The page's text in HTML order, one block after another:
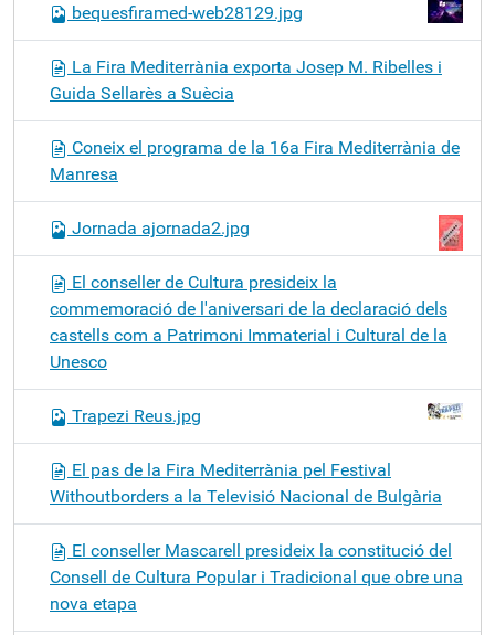
bequesfiramed-web28129.jpg
La Fira Mediterrània exporta Josep M. Ribelles i
Guida Sellarès a Suècia
Coneix el programa de la 16a Fira Mediterrània de
Manresa
Jornada ajornada2.jpg
El conseller de Cultura presideix la
commemoració de l'aniversari de la declaració dels
castells com a Patrimoni Immaterial i Cultural de la
Unesco
Trapezi Reus.jpg
El pas de la Fira Mediterrània pel Festival
Withoutborders a la Televisió Nacional de Bulgària
El conseller Mascarell presideix la constitució del
Consell de Cultura Popular i Tradicional que obre una
nova etapa